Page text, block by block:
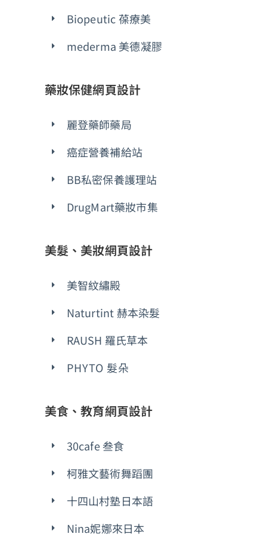
Biopeutic 葆療美
mederma 美德凝膠
藥妝保健網頁設計
麗登藥師藥局
癌症營養補給站
BB私密保養護理站
DrugMart藥妝市集
美髮、美妝網頁設計
美智紋繡殿
Naturtint 赫本染髮
RAUSH 羅氏草本
PHYTO 髮朵
美食、教育網頁設計
30cafe 叁食
柯雅文藝術舞蹈團
十四山村塾日本語
Nina妮娜來日本